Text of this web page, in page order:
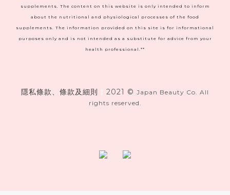
supplements. The content on this website is only intended to inform
about the nutritional and physiological processes of the food
supplements. The information provided on this site is for informational
purposes only and is not intended as a substitute for advice from your
health professional.**
隱私條款、條款及細則 2021 © Japan Beauty Co. All
rights reserved.